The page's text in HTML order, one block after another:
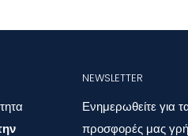
NEWSLETTER
Ενημερωθείτε για
προσφορές μας